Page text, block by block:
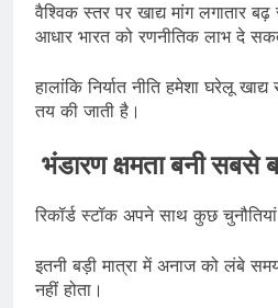
वैश्विक स्तर पर खाद्य मांग लगातार
आधार भारत को रणनीतिक लाभ दे
हालांकि निर्यात नीति हमेशा घरेलू
तय की जाती है।
भंडारण क्षमता बनी सबसे
रिकॉर्ड स्टॉक अपने साथ कुछ
इतनी बड़ी मात्रा में अनाज को लंबे
नहीं होता।